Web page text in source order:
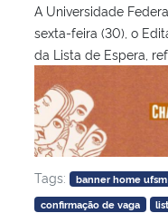
A Universidade
sexta-feira (30), o
da Lista de Espera,
Tags: banner home ufsm
confirmação de vaga